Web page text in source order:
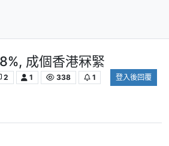
成個香港冧緊
2 1 338 1 登入後回覆